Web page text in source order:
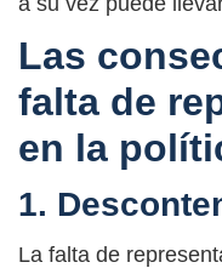
Las
falta de
en la
1.
La falta de